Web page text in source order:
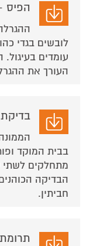
הפיס
לובשים בגדי
עומדים
העורך את
בבית המוקד
מתחלקים לשתי
הבדיקה
חביתין.